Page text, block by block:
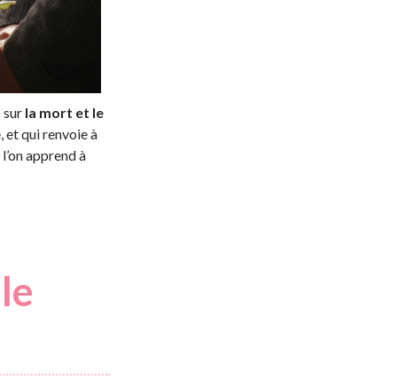
sur la mort et le
et qui renvoie à
apprend à